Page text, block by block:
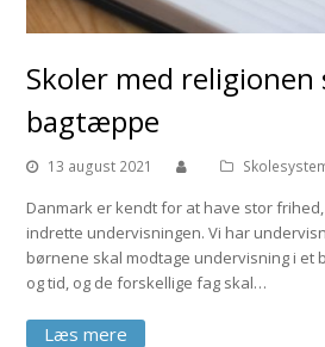
Skoler med religionen
bagtæppe
13 august 2021
Danmark er kendt for at have stor
indrette undervisningen. Vi har
børnene skal modtage undervisning i et
og tid, og de forskellige fag skal…